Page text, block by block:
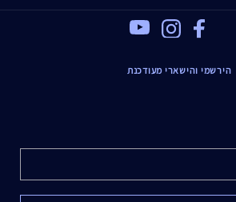
Facebook
הירשמי והישארי מעודכנת